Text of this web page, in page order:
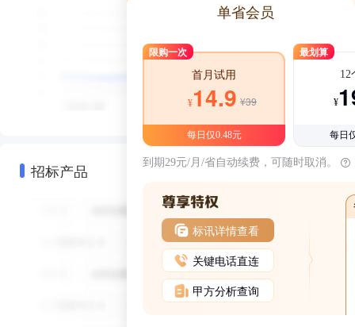
招标产品
单省会员
限购一次
首月试用
¥14.9 ¥39
每日仅0.48元
最划算
12
¥
每日
到期29元/月/省自动续费，可随时取消。
标讯详情查看
关键电话直连
甲方分析查询